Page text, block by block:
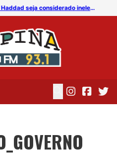
Jair Bolsonaro pede que Haddad seja considerado inelegível